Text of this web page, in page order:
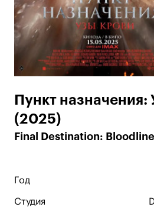
Пункт назначения:
(2025)
Final Destination:
Год
Студия